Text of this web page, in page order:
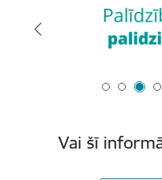
Vai šī